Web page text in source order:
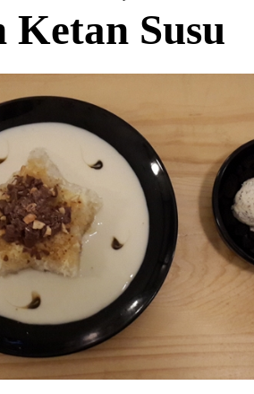
Ketan Susu